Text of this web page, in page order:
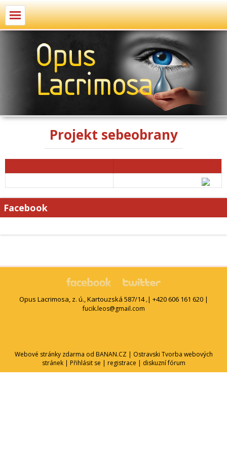
Projekt sebeobrany
Facebook
Opus Lacrimosa, z. ú., Kartouzská 587/14,| +420 606 161 620 |
fucik.leos@gmail.com
Webové stránky zdarma od BANAN.CZ| Ostravski Tvorba webových
stránek | Přihlásit se | registrace | diskuzní fórum